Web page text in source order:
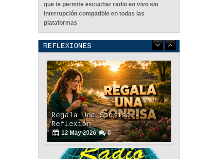
que te permite escuchar radio en vivo sin
interrupción compatible en todas las
plataformas
REFLEXIONES
Regala Una Sonrisa -
Reflexión
12 May 2026 0